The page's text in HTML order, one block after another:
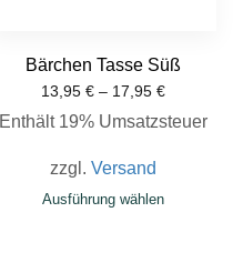
Bärchen Tasse Süß
13,95 € – 17,95 €
Enthält 19% Umsatzsteuer
zzgl. Versand
Ausführung wählen